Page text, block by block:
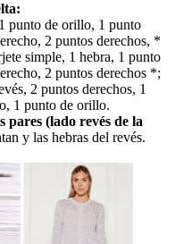
1 punto de orillo, 1 punto
2 puntos derechos, *
simple, 1 hebra, 1 punto
2 puntos derechos *;
2 puntos derechos, 1
1 punto de orillo.
pares (lado revés de la
y las hebras del revés.